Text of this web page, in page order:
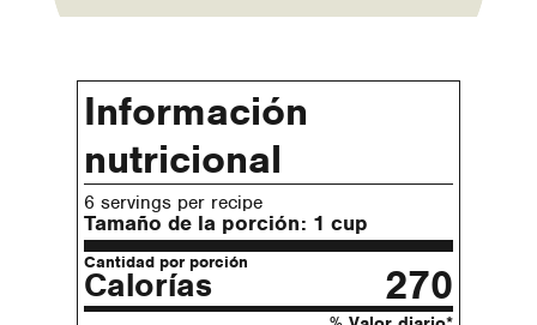
Información
nutricional
6 servings per recipe
Tamaño de la porción: 1 cup
Cantidad por porción
Calorías 270